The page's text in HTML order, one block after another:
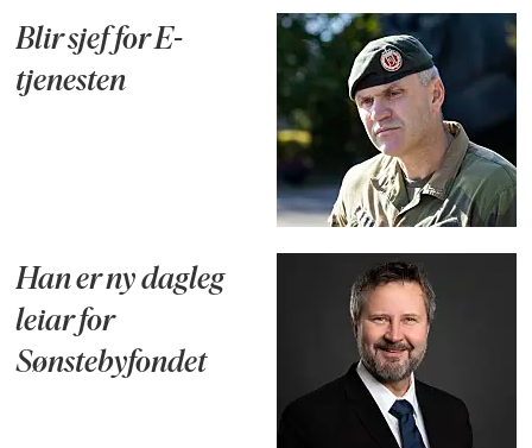
Blir sjef for E-
tjenesten
Han er ny dagleg
leiar for
Sønstebyfondet